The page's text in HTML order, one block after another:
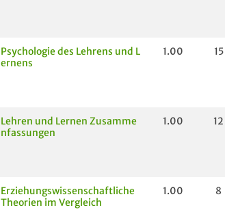
Psychologie des Lehrens und L
ernens
1.00 15
Lehren und Lernen Zusamme
nfassungen
1.00 12
Erziehungswissenschaftliche
Theorien im Vergleich
1.00 8